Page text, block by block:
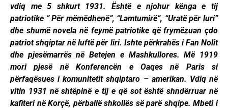
vdiq me 5 shkurt 1931. Është e njohur kënga e tij
patriotike ” Për mëmëdhenë”, “Lamtumirë”, “Uratë për luri”
dhe shumë novela në feymë patriotike që frymëzuan çdo
patriot shqiptar në luftë për liri. Ishte përkrahës i Fan Nolit
dhe pjesëmarrës në Betejen e Mashkullores. Më 1919
mori pjesë në Konferencën e Oaqes në Paris si
përfaqësues i komunitetit shqiptaro – amerikan. Vdiq në
vitin 1931 në shtëpinë e tij e që sot është shndërruar në
kafiteri në Korçë, përballë shkollës së parë shqipe. Mbeti i